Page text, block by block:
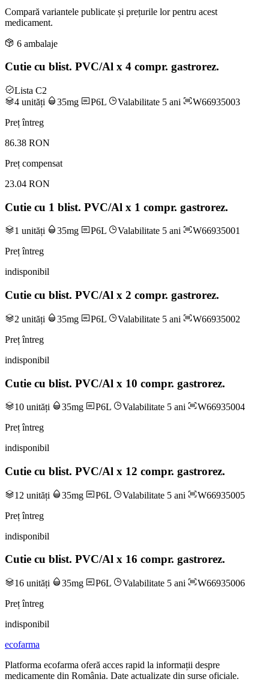
Compară variantele publicate și prețurile lor pentru acest
medicament.
6 ambalaje
Cutie cu blist. PVC/Al x 4 compr. gastrorez.
Lista C2
4 unități
35mg P6L Valabilitate 5 ani
W66935003
Preț întreg
86.38 RON
Preț compensat
23.04 RON
Cutie cu 1 blist. PVC/Al x 1 compr. gastrorez.
1 unități 35mg P6L Valabilitate 5 ani
W66935001
Preț întreg
indisponibil
Cutie cu blist. PVC/Al x 2 compr. gastrorez.
2 unități 35mg P6L Valabilitate 5 ani
W66935002
Preț întreg
indisponibil
Cutie cu blist. PVC/Al x 10 compr. gastrorez.
10 unități 35mg P6L Valabilitate 5 ani
W66935004
Preț întreg
indisponibil
Cutie cu blist. PVC/Al x 12 compr. gastrorez.
12 unități 35mg P6L Valabilitate 5 ani
W66935005
Preț întreg
indisponibil
Cutie cu blist. PVC/Al x 16 compr. gastrorez.
16 unități 35mg P6L Valabilitate 5 ani
W66935006
Preț întreg
indisponibil
ecofarma
Platforma ecofarma oferă acces rapid la informații despre
medicamente din România. Date actualizate din surse oficiale.